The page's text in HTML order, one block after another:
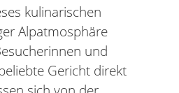
kulinarischen
Alpatmosphäre
und
Gericht direkt